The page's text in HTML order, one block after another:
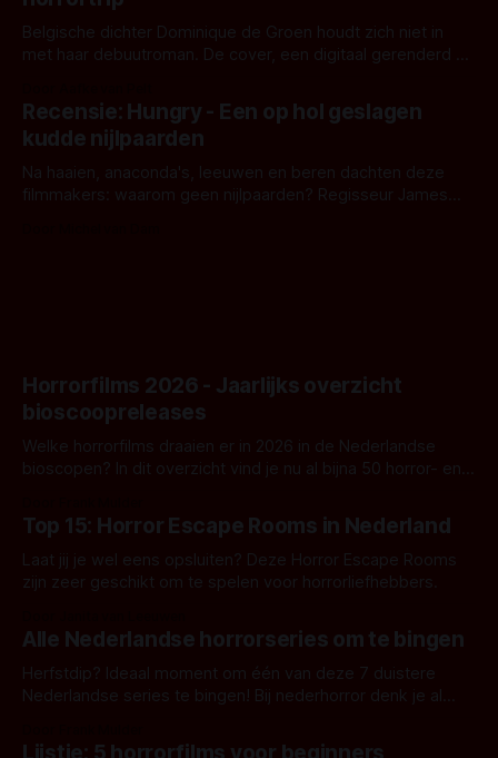
Belgische dichter Dominique de Groen houdt zich niet in
met haar debuutroman. De cover, een digitaal gerenderd en
achtergrond, belooft iets kleurrijks maar onheilspellends,
iets ongrijpbaars. En dat maakt De Groen met ieder woord
waar.
Recensie: Hungry - Een op hol geslagen
kudde nijlpaarden
Na haaien, anaconda's, leeuwen en beren dachten deze
filmmakers: waarom geen nijlpaarden? Regisseur James
Horrorfilms 2026 - Jaarlijks overzicht
bioscoopreleases
Welke horrorfilms draaien er in 2026 in de Nederlandse
bioscopen? In dit overzicht vind je nu al bijna 50 horror- en
Top 15: Horror Escape Rooms in Nederland
Laat jij je wel eens opsluiten? Deze Horror Escape Rooms
zijn zeer geschikt om te spelen voor horrorliefhebbers.
Alle Nederlandse horrorseries om te bingen
Herfstdip? Ideaal moment om één van deze 7 duistere
Nederlandse series te bingen! Bij nederhorror denk je al
Amsterdamned of The Johnsons. Maar Nederlandse horror